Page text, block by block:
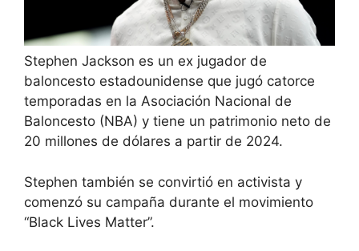
Stephen Jackson es un ex jugador de
baloncesto estadounidense que jugó catorce
temporadas en la Asociación Nacional de
Baloncesto (NBA) y tiene un patrimonio neto de
20 millones de dólares a partir de 2024.
Stephen también se convirtió en activista y
comenzó su campaña durante el movimiento
“Black Lives Matter”.